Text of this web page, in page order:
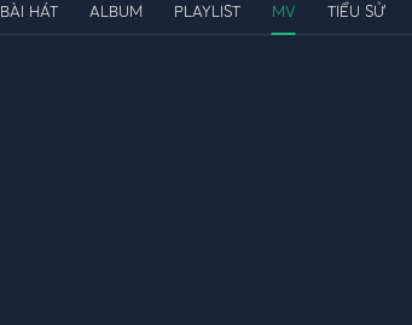
BÀI HÁT ALBUM PLAYLIST MV TIỂU SỬ